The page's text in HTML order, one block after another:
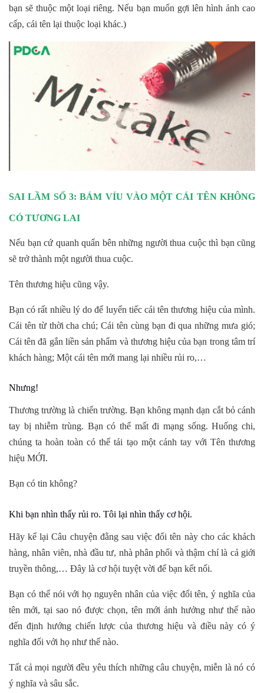
bạn sẽ thuộc một loại riêng. Nếu bạn muốn gợi lên hình ảnh cao
cấp, cái tên lại thuộc loại khác.)
SAI LẦM SỐ 3: BÁM VÍU VÀO MỘT CÁI TÊN KHÔNG
CÓ TƯƠNG LAI
Nếu bạn cứ quanh quẩn bên những người thua cuộc thì bạn cũng
sẽ trở thành một người thua cuộc.
Tên thương hiệu cũng vậy.
Bạn có rất nhiều lý do để luyến tiếc cái tên thương hiệu của mình.
Cái tên từ thời cha chú; Cái tên cùng bạn đi qua những mưa gió;
Cái tên đã gắn liền sản phẩm và thương hiệu của bạn trong tâm trí
khách hàng; Một cái tên mới mang lại nhiều rủi ro,…
Nhưng!
Thương trường là chiến trường. Bạn không mạnh dạn cắt bỏ cánh
tay bị nhiễm trùng. Bạn có thể mất đi mạng sống. Huống chi,
chúng ta hoàn toàn có thể tái tạo một cánh tay với Tên thương
hiệu MỚI.
Bạn có tin không?
Khi bạn nhìn thấy rủi ro. Tôi lại nhìn thấy cơ hội.
Hãy kể lại Câu chuyện đằng sau việc đổi tên này cho các khách
hàng, nhân viên, nhà đầu tư, nhà phân phối và thậm chí là cả giới
truyền thông,… Đây là cơ hội tuyệt vời để bạn kết nối.
Bạn có thể nói với họ nguyên nhân của việc đổi tên, ý nghĩa của
tên mới, tại sao nó được chọn, tên mới ảnh hưởng như thế nào
đến định hướng chiến lược của thương hiệu và điều này có ý
nghĩa đối với họ như thế nào.
Tất cả mọi người đều yêu thích những câu chuyện, miễn là nó có
ý nghĩa và sâu sắc.